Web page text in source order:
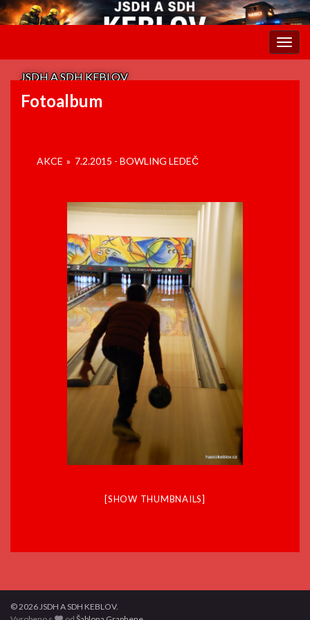
JSDH A SDH KEBLOV
Fotoalbum
AKCE » 7.2.2015 - BOWLING LEDEČ
[SHOW THUMBNAILS]
© 2026 JSDH A SDH KEBLOV.